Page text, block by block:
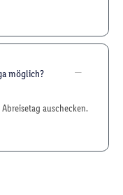
möglich?
auschecken.